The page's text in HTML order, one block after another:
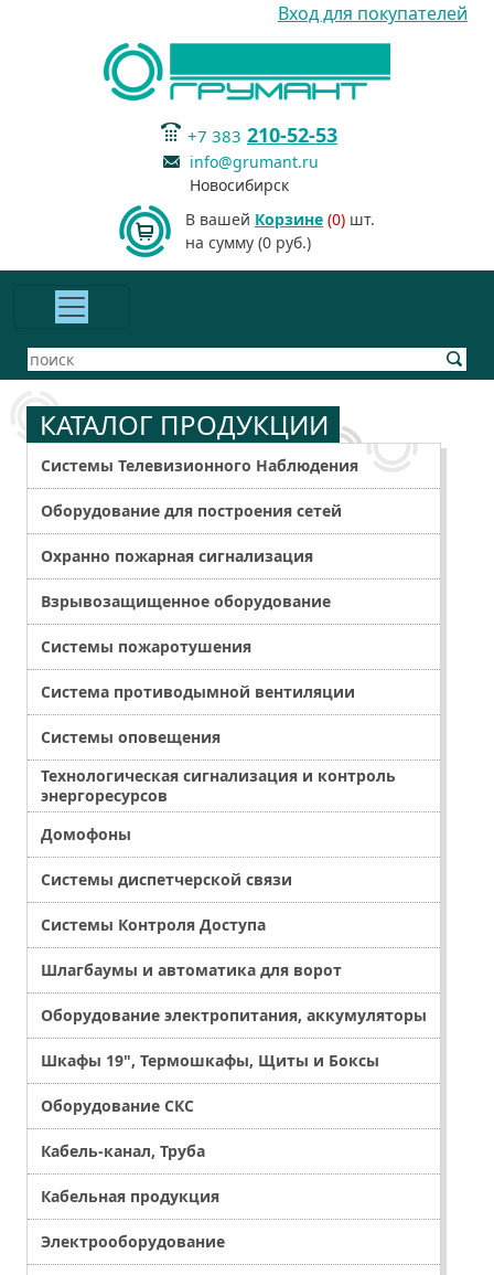
Вход для покупателей
+7 383 210-52-53
info@grumant.ru
Новосибирск
В вашей Корзине (0) шт.
на сумму (0 руб.)
КАТАЛОГ ПРОДУКЦИИ
Системы Телевизионного Наблюдения
Оборудование для построения сетей
Охранно пожарная сигнализация
Взрывозащищенное оборудование
Системы пожаротушения
Система противодымной вентиляции
Системы оповещения
Технологическая сигнализация и контроль
энергоресурсов
Домофоны
Системы диспетчерской связи
Системы Контроля Доступа
Шлагбаумы и автоматика для ворот
Оборудование электропитания, аккумуляторы
Шкафы 19", Термошкафы, Щиты и Боксы
Оборудование СКС
Кабель-канал, Труба
Кабельная продукция
Электрооборудование